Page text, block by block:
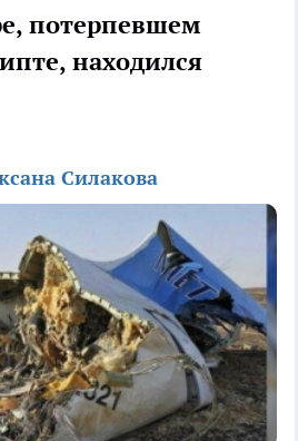
потерпевшем
находился
Силакова